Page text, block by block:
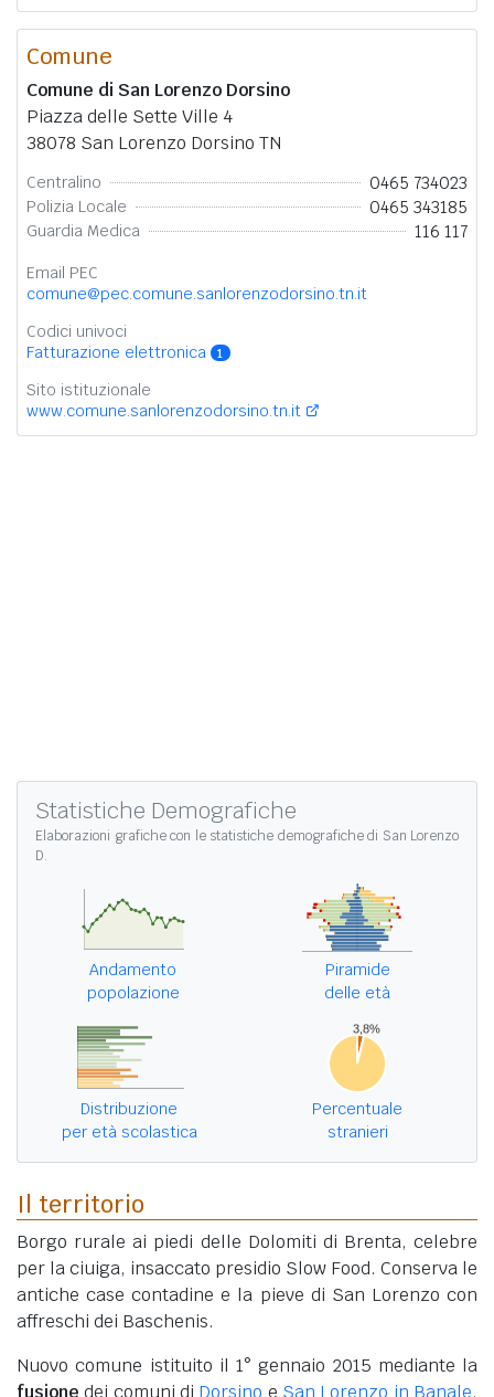
Comune
Comune di San Lorenzo Dorsino
Piazza delle Sette Ville 4
38078 San Lorenzo Dorsino TN
Centralino 0465 734023
Polizia Locale 0465 343185
Guardia Medica 116 117
Email PEC
comune@pec.comune.sanlorenzodorsino.tn.it
Codici univoci
Fatturazione elettronica
1
Sito istituzionale
www.comune.sanlorenzodorsino.tn.it
Statistiche Demografiche
Elaborazioni grafiche con le statistiche demografiche di San Lorenzo
D.
Andamento
popolazione
Piramide
delle età
Distribuzione
per età scolastica
Percentuale
stranieri
Il territorio
Borgo rurale ai piedi delle Dolomiti di Brenta, celebre
per la ciuiga, insaccato presidio Slow Food. Conserva le
antiche case contadine e la pieve di San Lorenzo con
affreschi dei Baschenis.
Nuovo comune istituito il 1° gennaio 2015 mediante la